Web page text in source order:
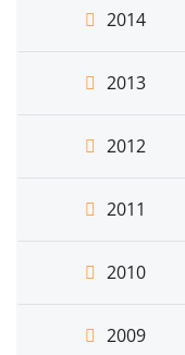
2014
2013
2012
2011
2010
2009